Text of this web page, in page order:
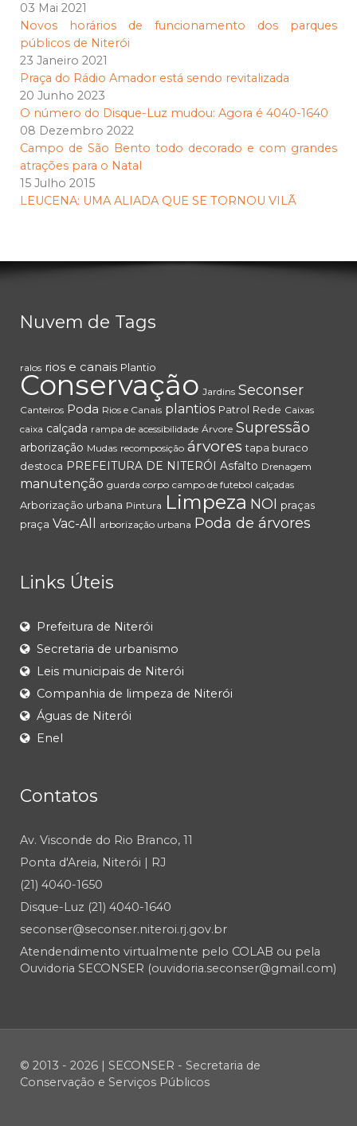
03 Mai 2021
Novos horários de funcionamento dos parques
públicos de Niterói
23 Janeiro 2021
Praça do Rádio Amador está sendo revitalizada
20 Junho 2023
O número do Disque-Luz mudou: Agora é 4040-1640
08 Dezembro 2022
Campo de São Bento todo decorado e com grandes
atrações para o Natal
15 Julho 2015
LEUCENA: UMA ALIADA QUE SE TORNOU VILÃ
Nuvem de Tags
ralos rios e canais Plantio
Conservação Jardins Seconser
Canteiros Poda Rios e Canais plantios Patrol Rede Caixas
caixa calçada rampa de acessibilidade Árvore Supressão
arborização Mudas recomposição árvores tapa buraco
destoca PREFEITURA DE NITERÓI Asfalto Drenagem
manutenção guarda corpo campo de futebol calçadas
Arborização urbana Pintura Limpeza NOI praças
praça Vac-All arborização urbana Poda de árvores
Links Úteis
Prefeitura de Niterói
Secretaria de urbanismo
Leis municipais de Niterói
Companhia de limpeza de Niterói
Águas de Niterói
Enel
Contatos
Av. Visconde do Rio Branco, 11
Ponta d'Areia, Niterói | RJ
(21) 4040-1650
Disque-Luz (21) 4040-1640
seconser@seconser.niteroi.rj.gov.br
Atendendimento virtualmente pelo COLAB ou pela
Ouvidoria SECONSER (ouvidoria.seconser@gmail.com)
© 2013 - 2026 | SECONSER - Secretaria de
Conservação e Serviços Públicos